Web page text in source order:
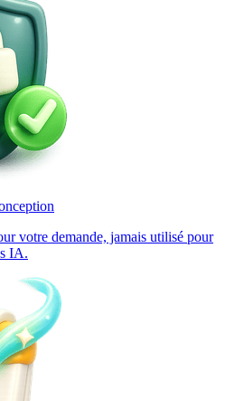
votre demande, jamais utilisé pour
IA.